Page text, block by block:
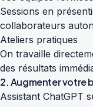
Sessions en
collaborateurs
Ateliers pratiques
On travaille
des résultats
2. Augmenter votre
Assistant ChatGPT